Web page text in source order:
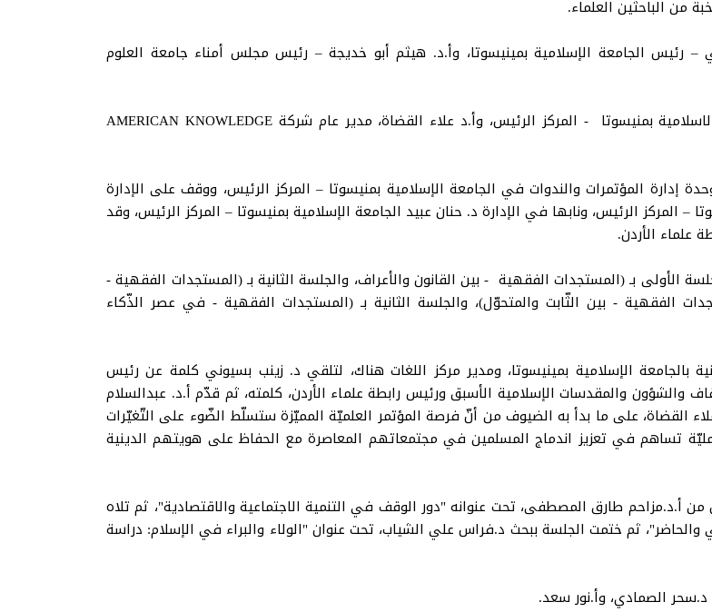
من الباحثين العلماء.
الجامعة الإسلامية بمينيسوتا، وأ.د. هيثم أبو خديجة – رئيس مجلس أمناء جامعة العلوم
كما قد ترأس المؤتمر كل من أ.د. عمر المقرمي - وكيل الجامعة الاسلامية بمنيسوتا - المركز الرئيس، وأ.د علاء القضاة، مدير عام شركة AMERICAN KNOWLEDGE
إدارة المؤتمرات والندوات في الجامعة الإسلامية بمنيسوتا – المركز الرئيس، ووقف على الإدارة
– المركز الرئيس، ونابها في الإدارة د. حنان عبيد الجامعة الإسلامية بمنيسوتا – المركز الرئيس، وقد
علماء الأردن.
الأولى بـ (المستجدات الفقهية - بين القانون والأعراف، والجلسة الثانية بـ (المستجدات الفقهية -
الفقهية - بين الثّابت والمتحوّل)، والجلسة الثانية بـ (المستجدات الفقهية - في عصر الذّكاء
بالجامعة الإسلامية بمينيسوتا، ومدير مركز اللغات هناك، لتلقي د. زينب بسيوني كلمة عن رئيس
والشؤون والمقدسات الإسلامية الأسبق ورئيس رابطة علماء الأردن، كلمته، ثم قدّم أ.د. عبدالسلام
القضاة، على ما بدأ به الضيوف من أنّ فرصة المؤتمر العلميّة المميّزة ستسلّط الضّوء على التّغيّرات
تساهم في تعزيز اندماج المسلمين في مجتمعاتهم المعاصرة مع الحفاظ على هويتهم الدينية
أ.د.مزاحم طارق المصطفى، تحت عنوانه "دور الوقف في التنمية الاجتماعية والاقتصادية"، ثم تلاه
والحاضر"، ثم ختمت الجلسة ببحث د.فراس علي الشياب، تحت عنوان "الولاء والبراء في الإسلام: دراسة
د.سحر الصمادي، وأ.نور سعد.